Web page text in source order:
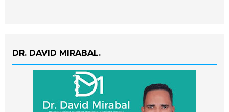
DR. DAVID MIRABAL.